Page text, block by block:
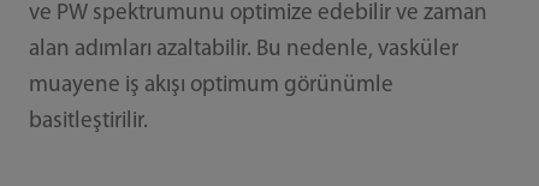
ve PW spektrumunu optimize edebilir ve zaman
alan adımları azaltabilir. Bu nedenle, vasküler
muayene iş akışı optimum görünümle
basitleştirilir.